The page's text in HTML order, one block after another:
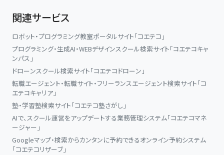
関連サービス
ロボット・プログラミング教室ポータルサイト「コエテコ」
プログラミング・生成AI・WEBデザインスクール検索サイト「コエテコキャ
ンパス」
ドローンスクール検索サイト「コエテコドローン」
転職エージェント・転職サイト・フリーランスエージェント検索サイト「コ
エテコキャリア」
塾・学習塾検索サイト「コエテコ塾さがし」
AIで、スクール運営をアップデートする業務管理システム「コエテコマネ
ージャー」
Googleマップ・検索からカンタンに予約できるオンライン予約システム
「コエテコリザーブ」